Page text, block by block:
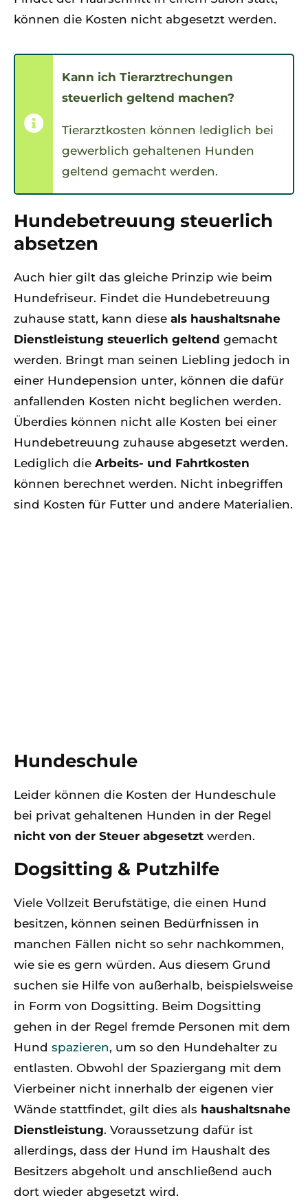
können die Kosten nicht abgesetzt werden.
Kann ich Tierarztrechungen
steuerlich geltend machen?
Tierarztkosten können lediglich bei
gewerblich gehaltenen Hunden
geltend gemacht werden.
Hundebetreuung steuerlich
absetzen
Auch hier gilt das gleiche Prinzip wie beim
Hundefriseur. Findet die Hundebetreuung
zuhause statt, kann diese als haushaltsnahe
Dienstleistung steuerlich geltend gemacht
werden. Bringt man seinen Liebling jedoch in
einer Hundepension unter, können die dafür
anfallenden Kosten nicht beglichen werden.
Überdies können nicht alle Kosten bei einer
Hundebetreuung zuhause abgesetzt werden.
Lediglich die Arbeits- und Fahrtkosten
können berechnet werden. Nicht inbegriffen
sind Kosten für Futter und andere Materialien.
Hundeschule
Leider können die Kosten der Hundeschule
bei privat gehaltenen Hunden in der Regel
nicht von der Steuer abgesetzt werden.
Dogsitting & Putzhilfe
Viele Vollzeit Berufstätige, die einen Hund
besitzen, können seinen Bedürfnissen in
manchen Fällen nicht so sehr nachkommen,
wie sie es gern würden. Aus diesem Grund
suchen sie Hilfe von außerhalb, beispielsweise
in Form von Dogsitting. Beim Dogsitting
gehen in der Regel fremde Personen mit dem
Hund spazieren, um so den Hundehalter zu
entlasten. Obwohl der Spaziergang mit dem
Vierbeiner nicht innerhalb der eigenen vier
Wände stattfindet, gilt dies als haushaltsnahe
Dienstleistung. Voraussetzung dafür ist
allerdings, dass der Hund im Haushalt des
Besitzers abgeholt und anschließend auch
dort wieder abgesetzt wird.